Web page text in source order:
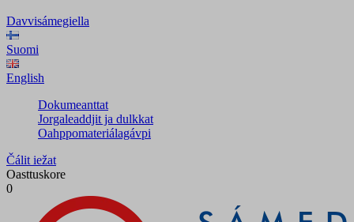
Davvisámegiella
Suomi
English
Dokumeanttat
Jorgaleaddjit ja dulkkat
Oahppomateriálagávpi
Čálit iežat
Oasttuskore
0